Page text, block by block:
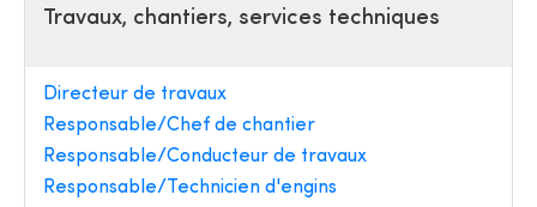
Travaux, chantiers, services techniques
Directeur de travaux
Responsable/Chef de chantier
Responsable/Conducteur de travaux
Responsable/Technicien d'engins